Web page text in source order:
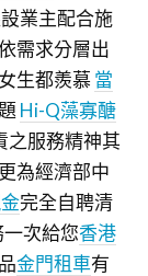
業主配合施
需求分層出
生都羨慕當
Hi-Q藻寡醣
之服務精神其
為經濟部中
完全自聘清
次給您香港
金門租車有